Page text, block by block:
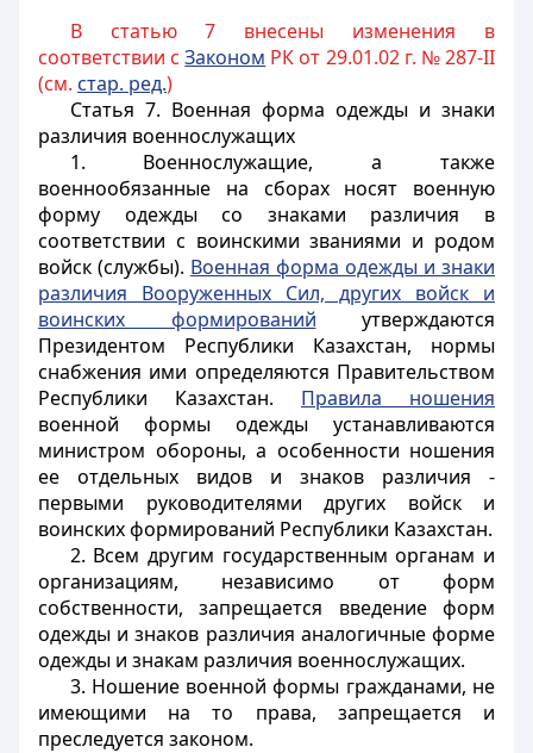
В статью 7 внесены изменения в
соответствии сЗаконом РК от 29.01.02 г. № 287-II
(см. стар. ред.)
Статья 7. Военная форма одежды и знаки
различия военнослужащих
1. Военнослужащие, а также
военнообязанные на сборах носят военную
форму одежды со знаками различия в
соответствии с воинскими званиями и родом
войск (службы). Военная форма одежды и знаки
различия Вооруженных Сил, других войск и
воинских формирований утверждаются
Президентом Республики Казахстан, нормы
снабжения ими определяются Правительством
Республики Казахстан. Правила ношения
военной формы одежды устанавливаются
министром обороны, а особенности ношения
ее отдельных видов и знаков различия -
первыми руководителями других войск и
воинских формирований Республики Казахстан.
2. Всем другим государственным органам и
организациям, независимо от форм
собственности, запрещается введение форм
одежды и знаков различия аналогичные форме
одежды и знакам различия военнослужащих.
3. Ношение военной формы гражданами, не
имеющими на то права, запрещается и
преследуется законом.